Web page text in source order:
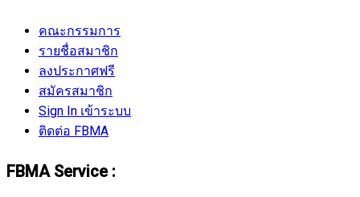
คณะกรรมการ
รายชื่อสมาชิก
ลงประกาศฟรี
สมัครสมาชิก
Sign In เข้าระบบ
ติดต่อ FBMA
FBMA Service :